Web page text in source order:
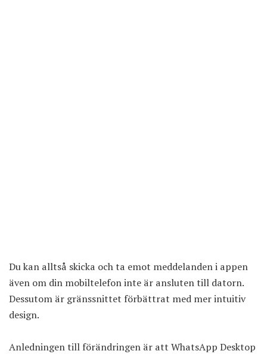
Du kan alltså skicka och ta emot meddelanden i appen
även om din mobiltelefon inte är ansluten till datorn.
Dessutom är gränssnittet förbättrat med mer intuitiv
design.
Anledningen till förändringen är att WhatsApp Desktop